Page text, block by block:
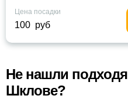
Цена посадки
100 руб
Не нашли
Шклове?